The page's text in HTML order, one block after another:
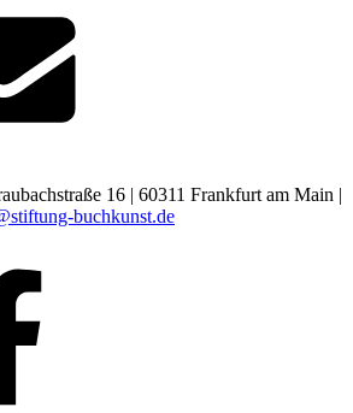
16 | 60311 Frankfurt am Main |
buchkunst.de